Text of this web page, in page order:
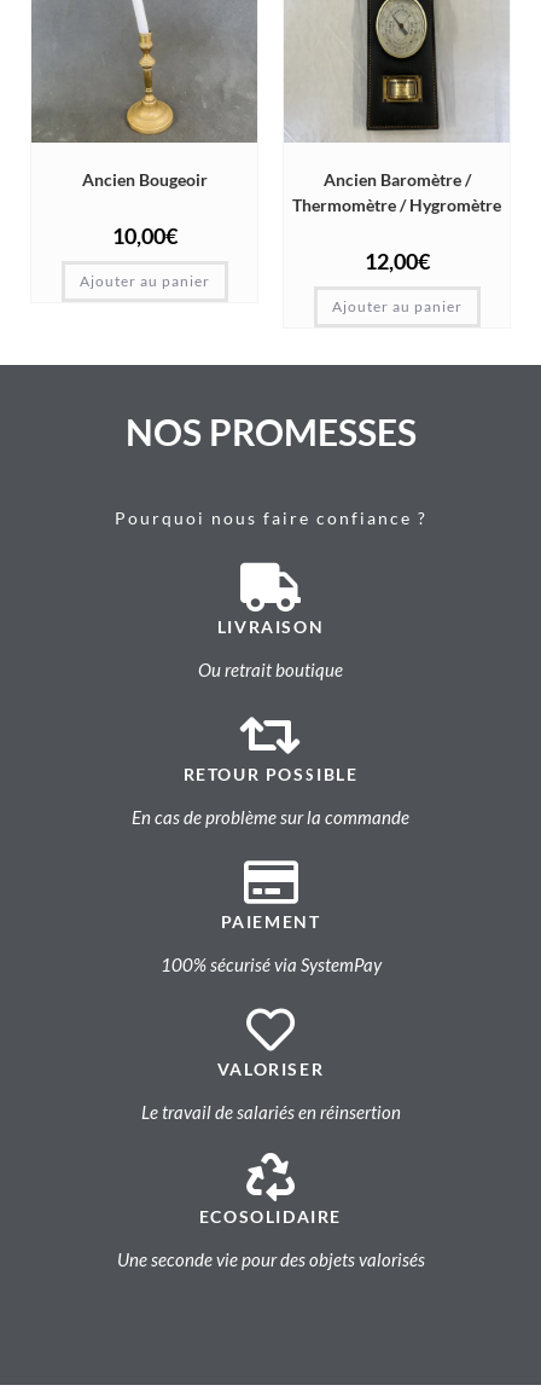
Ancien Bougeoir
10,00€
Ajouter au panier
Ancien Baromètre /
Thermomètre / Hygromètre
12,00€
Ajouter au panier
NOS PROMESSES
Pourquoi nous faire confiance ?
LIVRAISON
Ou retrait boutique
RETOUR POSSIBLE
En cas de problème sur la commande
PAIEMENT
100% sécurisé via SystemPay
VALORISER
Le travail de salariés en réinsertion
ECOSOLIDAIRE
Une seconde vie pour des objets valorisés